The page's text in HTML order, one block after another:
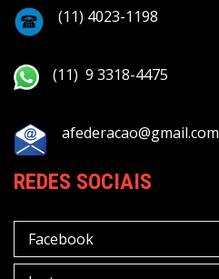
(11) 4023-1198
(11) 9 3318-4475
afederacao@gmail.com
REDES SOCIAIS
Facebook